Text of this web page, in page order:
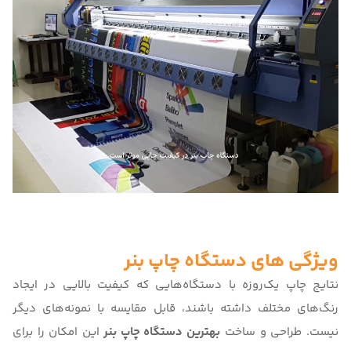
ویژگی های دستگاه چاپ بنر
نتایج چاپ یک‌روزه با دستگاه‌هایی که کیفیت بالایی در ایجاد
رنگ‌های مختلف داشته باشند، قابل مقایسه با نمونه‌های دیگر
نیست. طراحی و ساخت بهترین دستگاه چاپ بنر این امکان را برای